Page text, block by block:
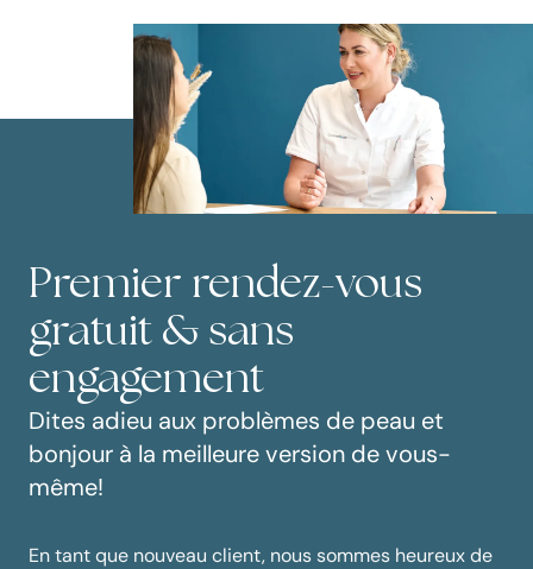
Premier rendez-vous
gratuit & sans
engagement
Dites adieu aux problèmes de peau et
bonjour à la meilleure version de vous-
même!
En tant que nouveau client, nous sommes heureux de